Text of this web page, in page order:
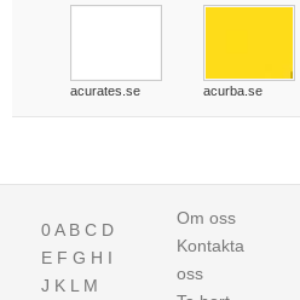
acurates.se acurba.se
0A B C D
E F G H I
J K L M
Om oss
Kontakta
oss